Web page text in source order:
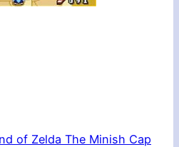
of Zelda The Minish Cap